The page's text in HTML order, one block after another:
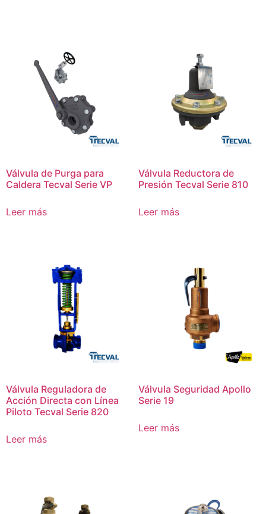
Válvula de Purga para
Caldera Tecval Serie VP
Leer más
Válvula Reductora de
Presión Tecval Serie 810
Leer más
Válvula Reguladora de
Acción Directa con Línea
Piloto Tecval Serie 820
Leer más
Válvula Seguridad Apollo
Serie 19
Leer más